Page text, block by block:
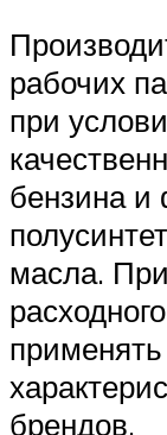
рабочих
при
бензина и
масла.
брендов.